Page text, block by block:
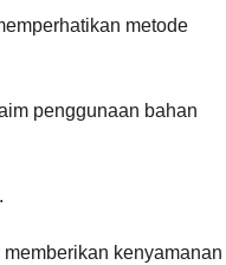
metode
penggunaan bahan
kenyamanan